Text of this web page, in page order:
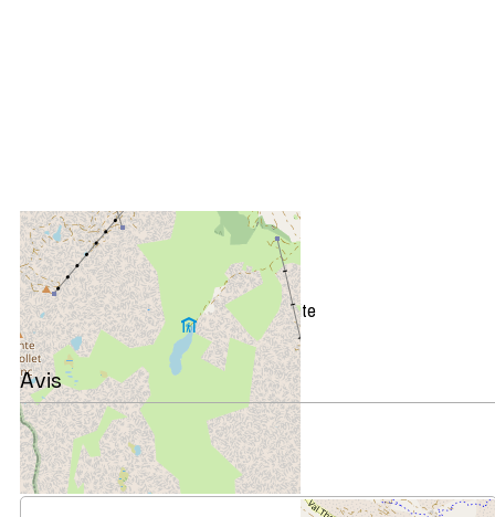
+−
OpenStreetMap
Streets
Satellite
Leaflet |©OpenStreetMap
Avis
Note : 4
/ 5
(2